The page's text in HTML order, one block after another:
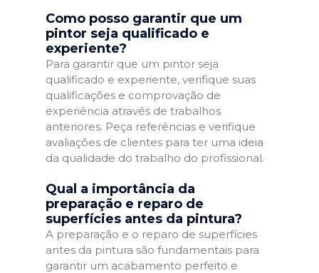
Como posso garantir que um
pintor seja qualificado e
experiente?
Para garantir que um pintor seja
qualificado e experiente, verifique suas
qualificações e comprovação de
experiência através de trabalhos
anteriores. Peça referências e verifique
avaliações de clientes para ter uma ideia
da qualidade do trabalho do profissional.
Qual a importância da
preparação e reparo de
superfícies antes da pintura?
A preparação e o reparo de superfícies
antes da pintura são fundamentais para
garantir um acabamento perfeito e